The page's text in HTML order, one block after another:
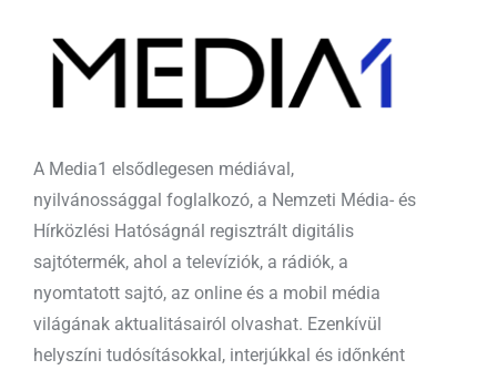
A Media1 elsődlegesen médiával,
nyilvánossággal foglalkozó, a Nemzeti Média- és
Hírközlési Hatóságnál regisztrált digitális
sajtótermék, ahol a televíziók, a rádiók, a
nyomtatott sajtó, az online és a mobil média
világának aktualitásairól olvashat. Ezenkívül
helyszíni tudósításokkal, interjúkkal és időnként